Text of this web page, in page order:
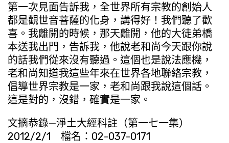
第一次見面告訴我，全世界所有宗教的創始人
都是觀世音菩薩的化身，講得好！我們聽了歡
喜。我離開的時候，那天離開，他的大徒弟橋
本送我出門，告訴我，他說老和尚今天跟你說
的話我們從來沒有聽過。這個也是說法應機，
老和尚知道我這些年來在世界各地聯絡宗教，
倡導世界宗教是一家，老和尚跟我說這個話。
這是對的，沒錯，確實是一家。
文摘恭錄—淨土大經科註（第一七一集）
2012/2/1 檔名：02-037-0171